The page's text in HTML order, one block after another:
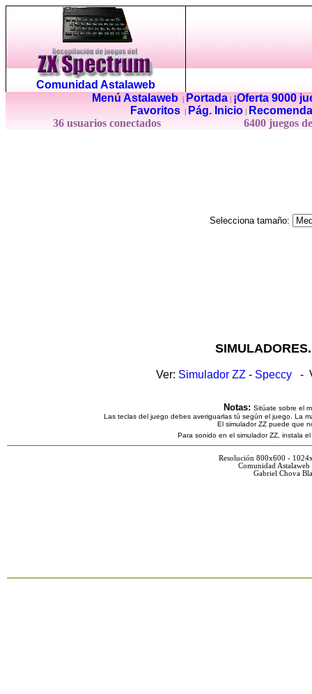
Comunidad Astalaweb
Menú Astalaweb| Portada|
¡Oferta 9000
Favoritos
Pág. Inicio
36 usuarios conectados
6400 juegos
Selecciona tamaño:
Ver: Simulador ZZ - Speccy -
Notas: Sitúate sobre el
Las teclas del juego debes averiguarlas tú según el juego. La
El simulador ZZ puede que
Para sonido en el simulador ZZ, instala
Resolución 800x600 -
Comunidad
Gabriel Chova